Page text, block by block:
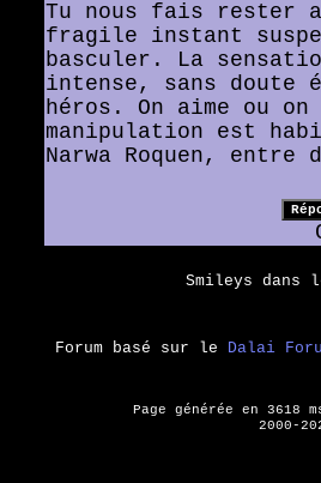
Tu nous fais rester
fragile instant
basculer. La
intense, sans doute
héros. On aime ou
manipulation est
Narwa Roquen, entre
Smileys dans
Forum basé sur le Dalai
Page générée en 3618
2000-